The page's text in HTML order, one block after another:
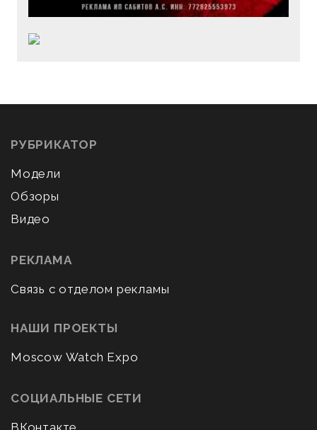
РУБРИКАТОР
Модели
Обзоры
Видео
РЕКЛАМА
Связь с отделом рекламы
НАШИ ПРОЕКТЫ
Moscow Watch Expo
СОЦИАЛЬНЫЕ СЕТИ